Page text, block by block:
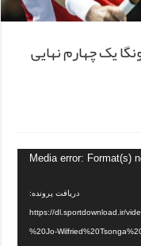
یک چهارم نهایی
Media error: Format(s)
دریافت پرونده:
https://dl.sportdownload.ir/
%20Jo-